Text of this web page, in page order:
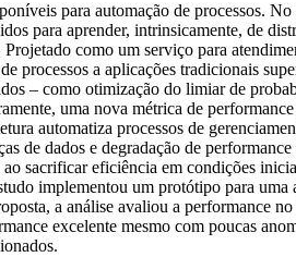
para automação de processos.
para aprender, intrinsicamente, de
como um serviço para
processos a aplicações tradicionais
– como otimização do limiar de
uma nova métrica de
automatiza processos de
de dados e degradação de
sacrificar eficiência em condições
implementou um protótipo para
a análise avaliou a performance
excelente mesmo com poucas